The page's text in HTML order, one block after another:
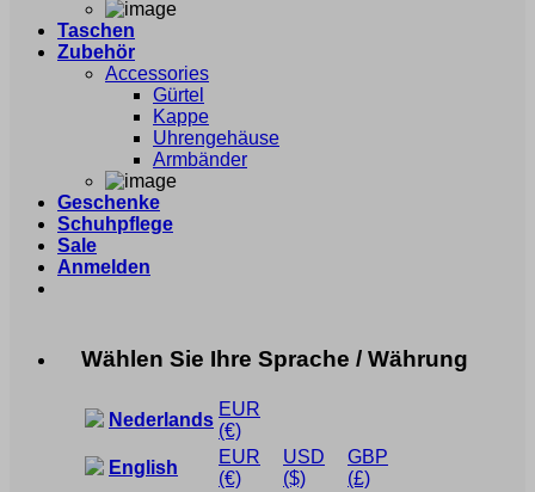
Taschen
Zubehör
Accessories
Gürtel
Kappe
Uhrengehäuse
Armbänder
Geschenke
Schuhpflege
Sale
Anmelden
Wählen Sie Ihre Sprache / Währung
Nederlands
EUR
(€)
English
EUR
(€)
USD
($)
GBP
(£)